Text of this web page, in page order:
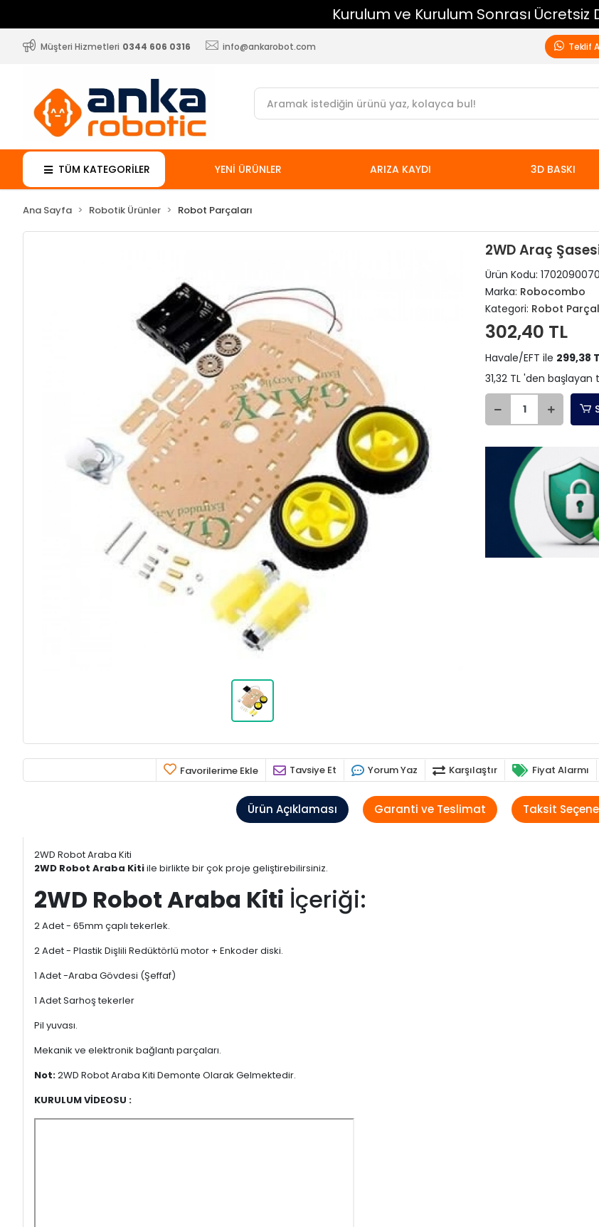
Kurulum ve Kurulum Sonrası Ücretsiz
Müşteri Hizmetleri 0344 606 0316 info@ankarobot.com Teklif
TÜM KATEGORİLER YENİ ÜRÜNLER ARIZA KAYDI 3D BASKI
Ana Sayfa Robotik Ürünler Robot Parçaları
2WD Araç
Ürün Kodu: 1702090070
Marka: Robocombo
Kategori: Robot
302,40 TL
Havale/EFT ile 299,38
31,32 TL 'den başlayan
Favorilerime Ekle Tavsiye Et Yorum Yaz Karşılaştır Fiyat Alarmı
Ürün Açıklaması Garanti ve Teslimat Taksit
2WD Robot Araba Kiti
2WD Robot Araba Kitiile birlikte bir çok proje geliştirebilirsiniz.
2WD Robot Araba Kiti İçeriği:
2 Adet - 65mm çaplı tekerlek.
2 Adet - Plastik Dişlili Redüktörlü motor + Enkoder diski.
1 Adet -Araba Gövdesi (Şeffaf)
1 Adet Sarhoş tekerler
Pil yuvası.
Mekanik ve elektronik bağlantı parçaları.
Not:2WD Robot Araba Kiti Demonte Olarak Gelmektedir.
KURULUM VİDEOSU :